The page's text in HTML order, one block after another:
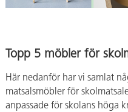
Topp 5 möbler för
Här nedanför har vi samlat
matsalsmöbler för
anpassade för skolans höga